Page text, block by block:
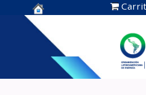
Centro de
Documentación
OLADE -